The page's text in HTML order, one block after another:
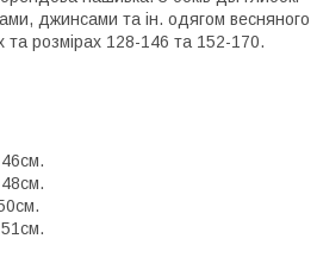
джинсами та ін. одягом весняного
розмірах 128-146 та 152-170.